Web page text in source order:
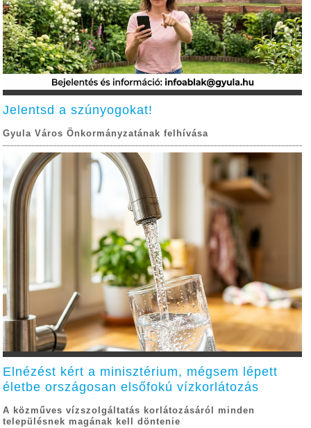
Jelentsd a szúnyogokat!
Gyula Város Önkormányzatának felhívása
Elnézést kért a minisztérium, mégsem lépett
életbe országosan elsőfokú vízkorlátozás
A közműves vízszolgáltatás korlátozásáról minden
településnek magának kell döntenie